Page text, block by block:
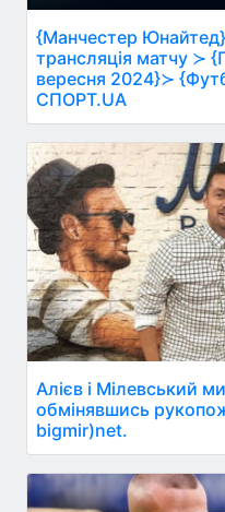
{Манчестер
трансляція матчу ≻
вересня 2024}≻
СПОРТ.UA
Алієв і Мілевський
обмінявшись
bigmir)net.